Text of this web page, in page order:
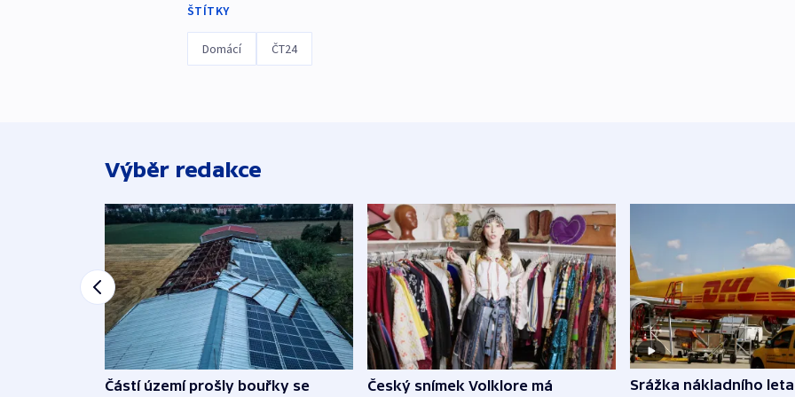
ŠTÍTKY
Domácí ČT24
Výběr redakce
Částí území prošly bouřky se
Český snímek Volklore má
Srážka nákladního